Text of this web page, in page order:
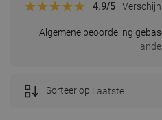
Algemene beoordeling
4.9/5
Sorteer op:Laatste